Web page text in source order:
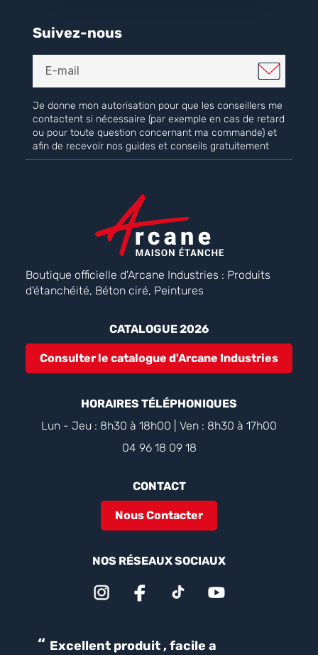
Suivez-nous
Je donne mon autorisation pour que les conseillers me
contactent si nécessaire (par exemple en cas de retard
ou pour toute question concernant ma commande) et
afin de recevoir nos guides et conseils gratuitement
Boutique officielle d'Arcane Industries : Produits
d'étanchéité, Béton ciré, Peintures
CATALOGUE 2026
Consulter le catalogue d'Arcane Industries
HORAIRES TÉLÉPHONIQUES
Lun - Jeu : 8h30 à 18h00 | Ven : 8h30 à 17h00
04 96 18 09 18
CONTACT
Nous Contacter
NOS RÉSEAUX SOCIAUX
“ Excellent produit , facile a